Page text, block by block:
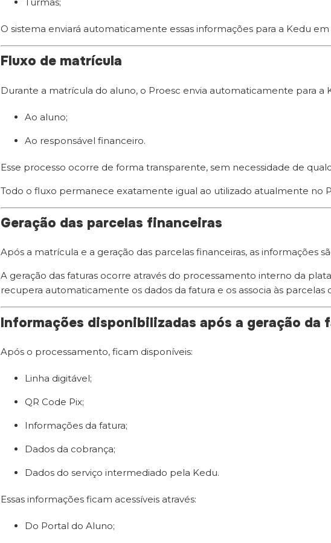
O sistema enviará automaticamente essas informações para a Kedu
Fluxo de matrícula
Durante a matrícula do aluno, o Proesc envia automaticamente para a
Ao aluno;
Ao responsável financeiro.
Esse processo ocorre de forma transparente, sem necessidade de
Todo o fluxo permanece exatamente igual ao utilizado atualmente no
Geração das parcelas financeiras
Após a matrícula e a geração das parcelas financeiras, as informações
A geração das faturas ocorre através do processamento interno da
recupera automaticamente os dados da fatura e os associa às parcelas
Informações disponibilizadas após a geração da
Após o processamento, ficam disponíveis:
Linha digitável;
QR Code Pix;
Informações da fatura;
Dados da cobrança;
Dados do serviço intermediado pela Kedu.
Essas informações ficam acessíveis através:
Do Portal do Aluno;